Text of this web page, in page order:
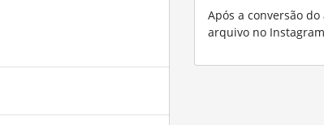
Após a conversão
arquivo no